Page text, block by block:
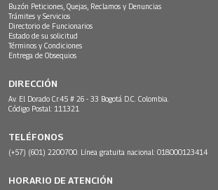
Buzón Peticiones, Quejas, Reclamos y Denuncias
Trámites y Servicios
Directorio de Funcionarios
Estado de su solicitud
Términos y Condiciones
Entrega de Obsequios
DIRECCIÓN
Av. El Dorado Cr.45 # 26 - 33 Bogotá D.C. Colombia.
Código Postal: 111321
TELÉFONOS
(+57) (601) 2200700. Línea gratuita nacional: 018000123414
HORARIO DE ATENCIÓN